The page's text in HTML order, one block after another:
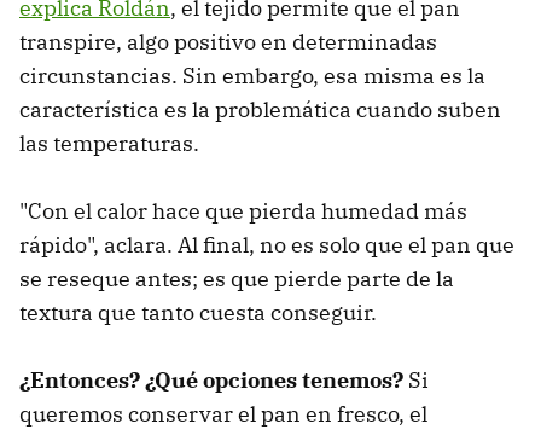
explica Roldán, el tejido permite que el pan
transpire, algo positivo en determinadas
circunstancias. Sin embargo, esa misma es la
característica es la problemática cuando suben
las temperaturas.
"Con el calor hace que pierda humedad más
rápido", aclara. Al final, no es solo que el pan que
se reseque antes; es que pierde parte de la
textura que tanto cuesta conseguir.
¿Entonces? ¿Qué opciones tenemos? Si
queremos conservar el pan en fresco, el